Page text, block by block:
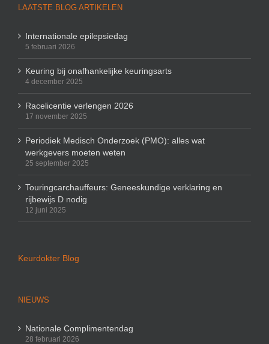
LAATSTE BLOG ARTIKELEN
Internationale epilepsiedag
5 februari 2026
Keuring bij onafhankelijke keuringsarts
4 december 2025
Racelicentie verlengen 2026
17 november 2025
Periodiek Medisch Onderzoek (PMO): alles wat
werkgevers moeten weten
25 september 2025
Touringcarchauffeurs: Geneeskundige verklaring en
rijbewijs D nodig
12 juni 2025
Keurdokter Blog
NIEUWS
Nationale Complimentendag
28 februari 2026